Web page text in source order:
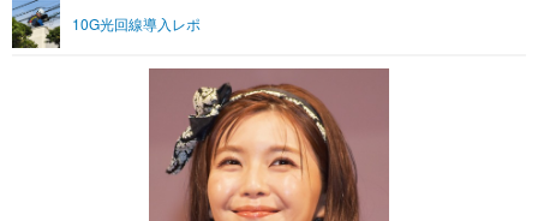
ショッピング
ライフTOP
リリース一覧
プッシュ通知の停止方法
10G光回線導入レポ